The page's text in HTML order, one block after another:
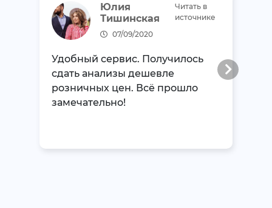
Юлия
Тишинская
07/09/2020
Читать в
источнике
Удобный сервис. Получилось
сдать анализы дешевле
розничных цен. Всё прошло
замечательно!